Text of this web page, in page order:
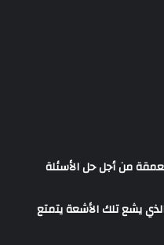
من أجل حل الأسئلة
يشع تلك الأشعة يتمتع